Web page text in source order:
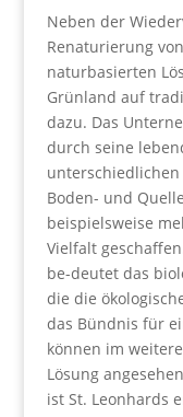
Neben der
Renaturierung
naturbasierten
Grünland auf
dazu. Das
durch seine
Boden- und
beispielsweise
Vielfalt
be-deutet das
die die
das Bündnis für
können im
Lösung
ist St. Leonhards